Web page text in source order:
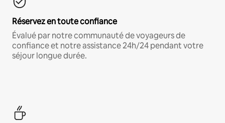
Réservez en toute confiance
Évalué par notre communauté de voyageurs de
confiance et notre assistance 24h/24 pendant votre
séjour longue durée.